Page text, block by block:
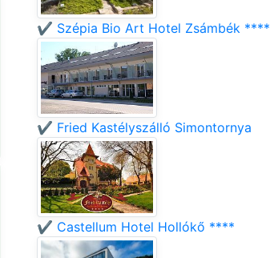
✔️ Szépia Bio Art Hotel Zsámbék ****
✔️ Fried Kastélyszálló Simontornya
✔️ Castellum Hotel Hollókő ****